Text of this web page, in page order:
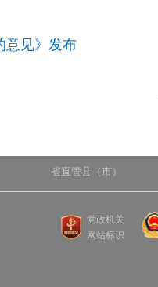
意见》发布
党政机关
网站标识